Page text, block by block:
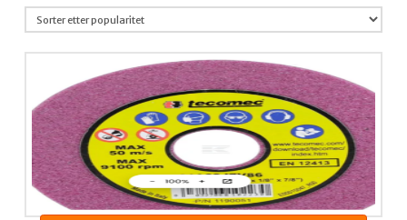
propularitet